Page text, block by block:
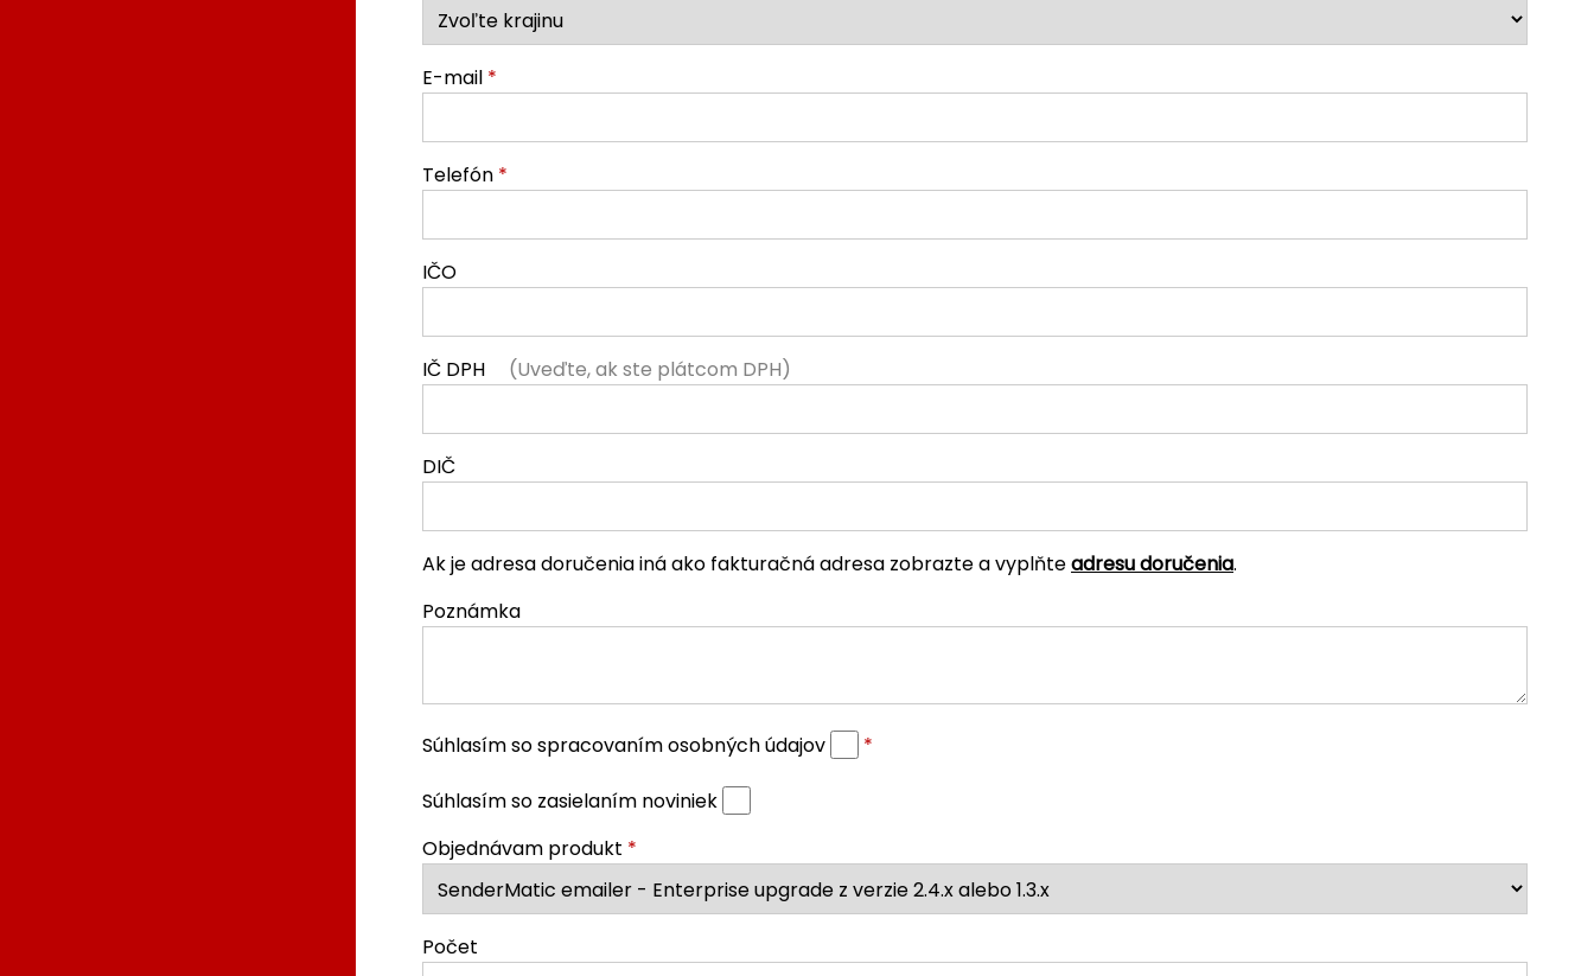
E-mail *
Telefón *
IČO
IČ DPH (Uveďte, ak ste plátcom DPH)
DIČ
Ak je adresa doručenia iná ako fakturačná adresa zobrazte a vyplňteadresu doručenia.
Poznámka
Súhlasím so spracovaním osobných údajov *
Súhlasím so zasielaním noviniek
Objednávam produkt *
Počet